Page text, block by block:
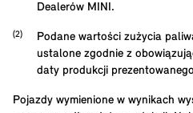
Dealerów MINI.
Podane wartości zużycia
ustalone zgodnie z
daty produkcji
Pojazdy wymienione w wynikach